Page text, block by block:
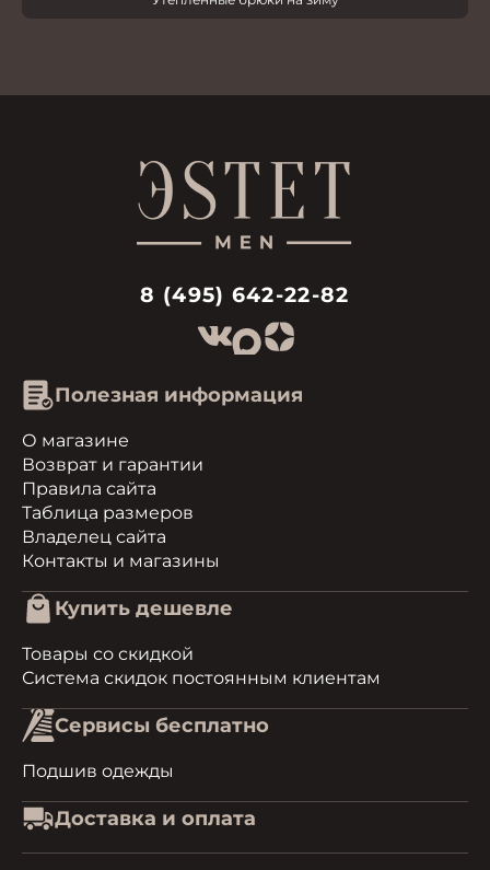
8 (495) 642-22-82
Полезная информация
О магазине
Возврат и гарантии
Правила сайта
Таблица размеров
Владелец сайта
Контакты и магазины
Купить дешевле
Товары со скидкой
Система скидок постоянным клиентам
Сервисы бесплатно
Подшив одежды
Доставка и оплата